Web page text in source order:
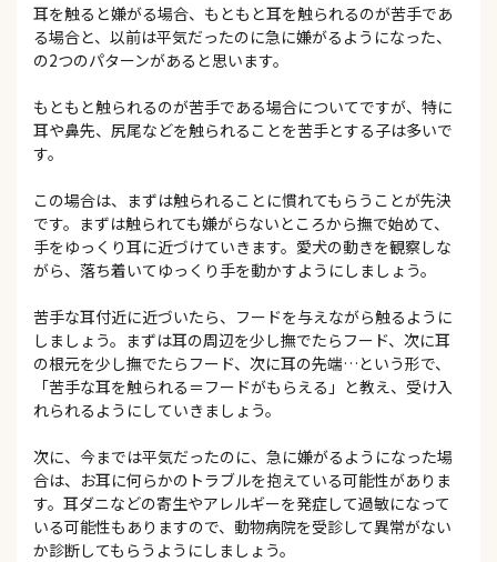
耳を触ると嫌がる場合、もともと耳を触られるのが苦手であ
る場合と、以前は平気だったのに急に嫌がるようになった、
の2つのパターンがあると思います。
もともと触られるのが苦手である場合についてですが、特に
耳や鼻先、尻尾などを触られることを苦手とする子は多いで
す。
この場合は、まずは触られることに慣れてもらうことが先決
です。まずは触られても嫌がらないところから撫で始めて、
手をゆっくり耳に近づけていきます。愛犬の動きを観察しな
がら、落ち着いてゆっくり手を動かすようにしましょう。
苦手な耳付近に近づいたら、フードを与えながら触るように
しましょう。まずは耳の周辺を少し撫でたらフード、次に耳
の根元を少し撫でたらフード、次に耳の先端…という形で、
「苦手な耳を触られる＝フードがもらえる」と教え、受け入
れられるようにしていきましょう。
次に、今までは平気だったのに、急に嫌がるようになった場
合は、お耳に何らかのトラブルを抱えている可能性がありま
す。耳ダニなどの寄生やアレルギーを発症して過敏になって
いる可能性もありますので、動物病院を受診して異常がない
か診断してもらうようにしましょう。